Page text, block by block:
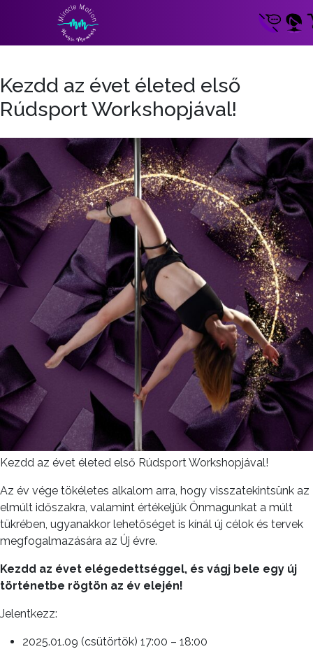
Kezdd az évet életed első
Rúdsport Workshopjával!
Kezdd az évet életed első Rúdsport Workshopjával!
Az év vége tökéletes alkalom arra, hogy visszatekintsünk az
elmúlt időszakra, valamint értékeljük Önmagunkat a múlt
tükrében, ugyanakkor lehetőséget is kínál új célok és tervek
megfogalmazására az Új évre.
Kezdd az évet elégedettséggel, és vágj bele egy új
történetbe rögtön az év elején!
Jelentkezz:
2025.01.09 (csütörtök) 17:00 – 18:00